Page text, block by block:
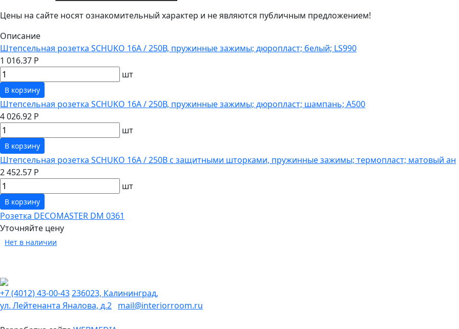
Цены на сайте носят ознакомительный характер и не являются публичным предложением!
Описание
Штепсельная розетка SCHUKO 16А / 250В, пружинные зажимы; дюропласт; белый; LS990
1 016.37 Р
шт
В корзину
Штепсельная розетка SCHUKO 16А / 250В, пружинные зажимы; дюропласт; шампань; A500
4 026.92 Р
шт
В корзину
Штепсельная розетка SCHUKO 16А / 250В с защитными шторками, пружинные зажимы; термопласт; матовый ан
2 452.57 Р
шт
В корзину
Розетка DECOMASTER DM 0361
Уточняйте цену
Нет в наличии
+7 (4012) 43-00-43236023, Калининград,
ул. Лейтенанта Яналова, д.2 mail@interiorroom.ru